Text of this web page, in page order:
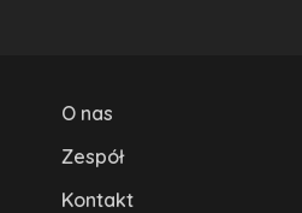
O nas
Zespół
Kontakt